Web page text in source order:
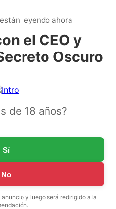
leyendo ahora
el CEO y
Oscuro
de 18 años?
Sí
No
y luego será redirigido a la